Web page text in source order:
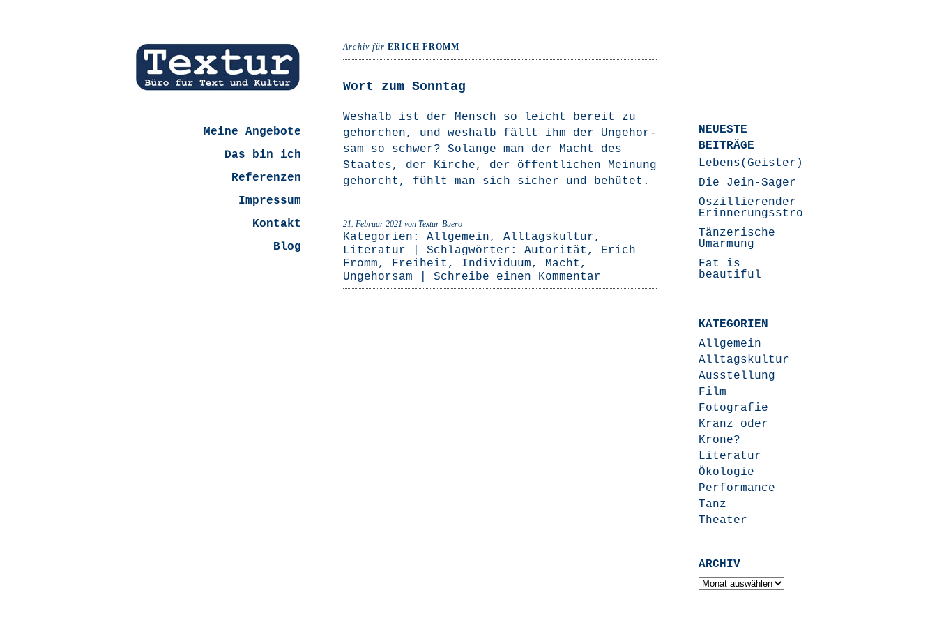
Meine Angebote
Das bin ich
Referenzen
Impressum
Kontakt
Blog
Archiv fürERICH FROMM
Wort zum Sonntag
Wes­halb ist der Mensch so leicht bereit zu
gehor­chen, und wes­halb fällt ihm der Unge­hor­
sam so schwer? Solan­ge man der Macht des
Staa­tes, der Kir­che, der öffent­li­chen Mei­nung
gehorcht, fühlt man sich sicher und behütet.
21. Februar 2021 von Textur-Buero
Kategorien: Allgemein, Alltagskultur,
Literatur | Schlagwörter: Autorität , Erich
Fromm, Freiheit , Individuum, Macht ,
Ungehorsam
Schreibe einen Kommentar
NEUESTE
BEITRÄGE
Lebens(Geister)Geschichten
Die Jein-Sager
Oszillierender
Erinnerungsstrom
Tänzerische
Umarmung
Fat is
beautiful
KATEGORIEN
Allgemein
Alltagskultur
Ausstellung
Film
Fotografie
Kranz oder
Krone?
Literatur
Ökologie
Performance
Tanz
Theater
ARCHIV
Archiv